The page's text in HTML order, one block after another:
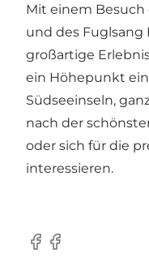
Mit einem Besuch
und des
großartige
ein Höhepunkt
Südseeinseln,
nach der
oder sich für die
interessieren.
Facebook
Facebook